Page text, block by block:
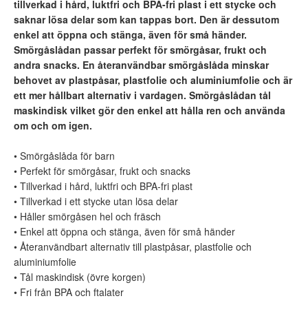
tillverkad i hård, luktfri och BPA-fri plast i ett stycke och
saknar lösa delar som kan tappas bort. Den är dessutom
enkel att öppna och stänga, även för små händer.
Smörgåslådan passar perfekt för smörgåsar, frukt och
andra snacks. En återanvändbar smörgåslåda minskar
behovet av plastpåsar, plastfolie och aluminiumfolie och är
ett mer hållbart alternativ i vardagen. Smörgåslådan tål
maskindisk vilket gör den enkel att hålla ren och använda
om och om igen.
• Smörgåslåda för barn
• Perfekt för smörgåsar, frukt och snacks
• Tillverkad i hård, luktfri och BPA-fri plast
• Tillverkad i ett stycke utan lösa delar
• Håller smörgåsen hel och fräsch
• Enkel att öppna och stänga, även för små händer
• Återanvändbart alternativ till plastpåsar, plastfolie och
aluminiumfolie
• Tål maskindisk (övre korgen)
• Fri från BPA och ftalater